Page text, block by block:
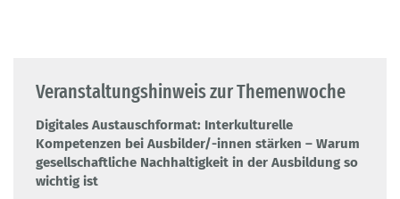
Veranstaltungshinweis zur Themenwoche
Digitales Austauschformat: Interkulturelle
Kompetenzen bei Ausbilder/-innen stärken – Warum
gesellschaftliche Nachhaltigkeit in der Ausbildung so
wichtig ist